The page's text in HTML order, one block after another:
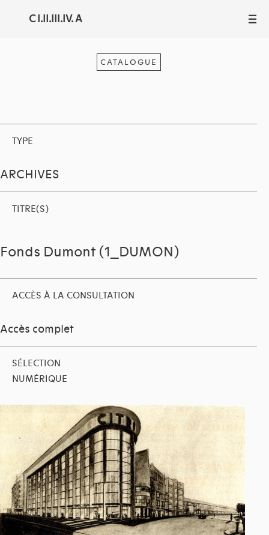
C I.II.III.IV. A III
CATALOGUE
TYPE
ARCHIVES
TITRE(S)
Fonds Dumont (1_DUMON)
ACCÈS À LA CONSULTATION
Accès complet
SÉLECTION
NUMÉRIQUE